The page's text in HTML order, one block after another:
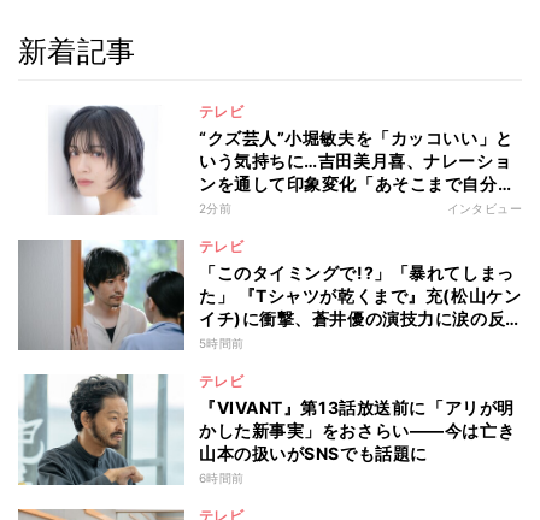
新着記事
テレビ
“クズ芸人”小堀敏夫を「カッコいい」と
いう気持ちに…吉田美月喜、ナレーショ
ンを通して印象変化「あそこまで自分に
正直に生きられる人は、なかなかいな
2分前 インタビュー
テレビ
「このタイミングで!?」「暴れてしまっ
た」 『Tシャツが乾くまで』充(松山ケン
イチ)に衝撃、蒼井優の演技力に涙の反
響も
5時間前
テレビ
『VIVANT』第13話放送前に「アリが明
かした新事実」をおさらい――今は亡き
山本の扱いがSNSでも話題に
6時間前
テレビ